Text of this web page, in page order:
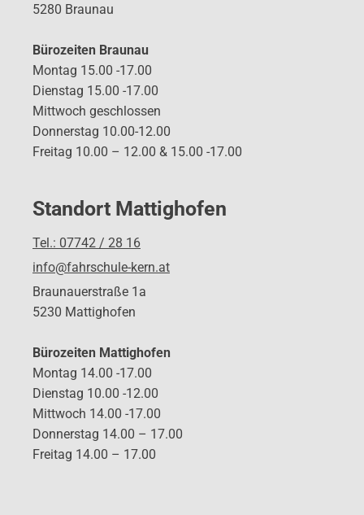
5280 Braunau
Bürozeiten Braunau
Montag 15.00 -17.00
Dienstag 15.00 -17.00
Mittwoch geschlossen
Donnerstag 10.00-12.00
Freitag 10.00 – 12.00 & 15.00 -17.00
Standort Mattighofen
Tel.: 07742 / 28 16
info@fahrschule-kern.at
Braunauerstraße 1a
5230 Mattighofen
Bürozeiten Mattighofen
Montag 14.00 -17.00
Dienstag 10.00 -12.00
Mittwoch 14.00 -17.00
Donnerstag 14.00 – 17.00
Freitag 14.00 – 17.00